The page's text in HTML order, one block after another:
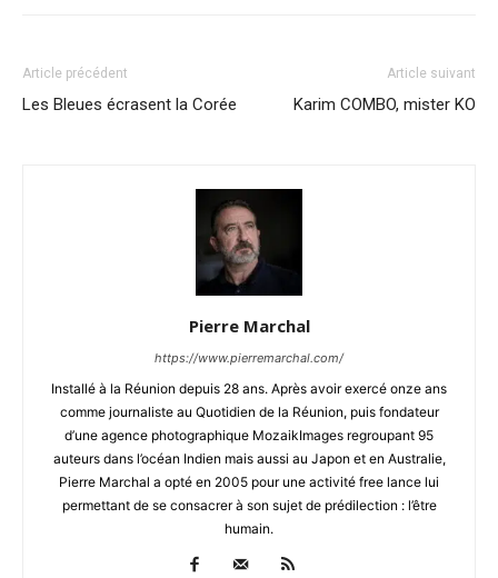
Article précédent
Les Bleues écrasent la Corée
Article suivant
Karim COMBO, mister KO
Pierre Marchal
https://www.pierremarchal.com/
Installé à la Réunion depuis 28 ans. Après avoir exercé onze ans
comme journaliste au Quotidien de la Réunion, puis fondateur
d’une agence photographique MozaikImages regroupant 95
auteurs dans l’océan Indien mais aussi au Japon et en Australie,
Pierre Marchal a opté en 2005 pour une activité free lance lui
permettant de se consacrer à son sujet de prédilection : l’être
humain.